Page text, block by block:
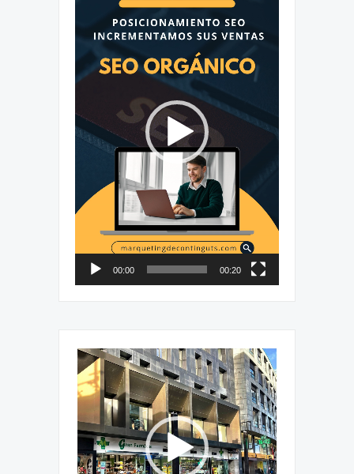
00:00 00:20
Reproductor
de
vídeo